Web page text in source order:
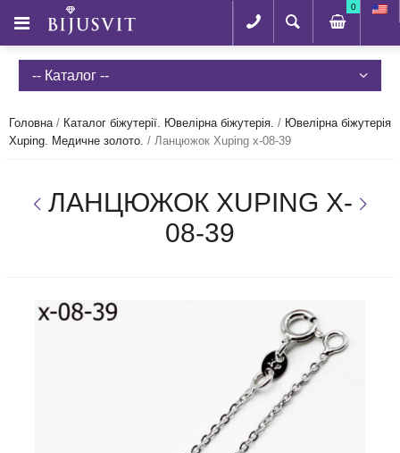
0
-- Каталог --
Головна/ Каталог біжутерії. Ювелірна біжутерія. / Ювелірна біжутерія
Xuping. Медичне золото. / Ланцюжок Xuping x-08-39
ЛАНЦЮЖОК XUPING X-
08-39